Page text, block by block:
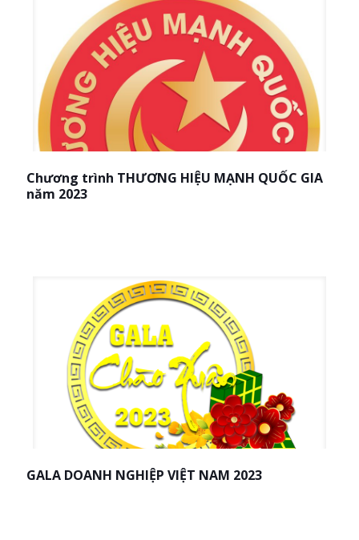
Chương trình THƯƠNG HIỆU MẠNH QUỐC GIA
năm 2023
GALA DOANH NGHIỆP VIỆT NAM 2023